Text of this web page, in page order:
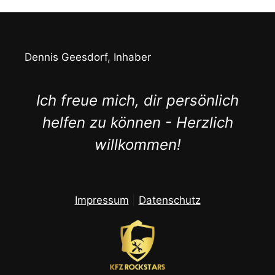
Dennis Geesdorf, Inhaber
Ich freue mich, dir persönlich
helfen zu können - Herzlich
willkommen!
Impressum Datenschutz